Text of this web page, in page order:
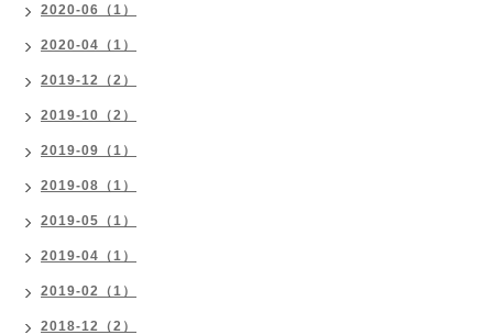
2020-06（1）
2020-04（1）
2019-12（2）
2019-10（2）
2019-09（1）
2019-08（1）
2019-05（1）
2019-04（1）
2019-02（1）
2018-12（2）